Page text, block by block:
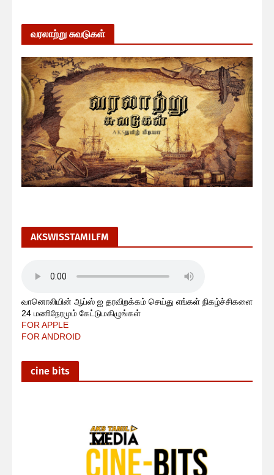
வரலாற்று சுவடுகள்
AKSWISSTAMILFM
வானொலியின் ஆப்ஸ் ஐ தரவிறக்கம் செய்து எங்கள் நிகழ்ச்சிகளை
24 மணிநேரமும் கேட்டுமகிழுங்கள்
FOR APPLE
FOR ANDROID
cine bits